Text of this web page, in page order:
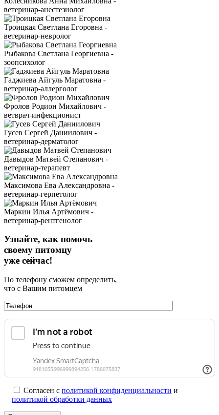
ветеринар-анестезиолог
Троицкая Светлана Егоровна -
ветеринар-невролог
Рыбакова Светлана Георгиевна -
зоопсихолог
Гаджиева Айгуль Маратовна -
ветеринар-аллерголог
Фролов Родион Михайлович -
ветврач-инфекционист
Гусев Сергей Даниилович -
ветеринар-дерматолог
Давыдов Матвей Степанович -
ветеринар-терапевт
Максимова Ева Александровна -
ветеринар-герпетолог
Маркин Илья Артёмович -
ветеринар-рентгенолог
Узнайте, как помочь
своему питомцу
уже сейчас!
По телефону сможем определить,
что с Вашим питомцем
Согласен с политикой конфиденциальности и
политикой обработки данных